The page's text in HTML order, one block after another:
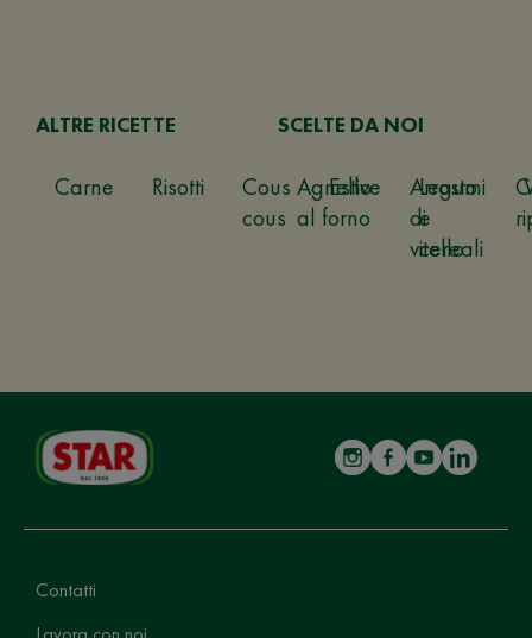
ALTRE RICETTE
Carne Risotti
Cous
cous
Estive
Legumi
e
cereali
SCELTE DA NOI
Agnello
al forno
Arrosto
di
vitello
Contatti